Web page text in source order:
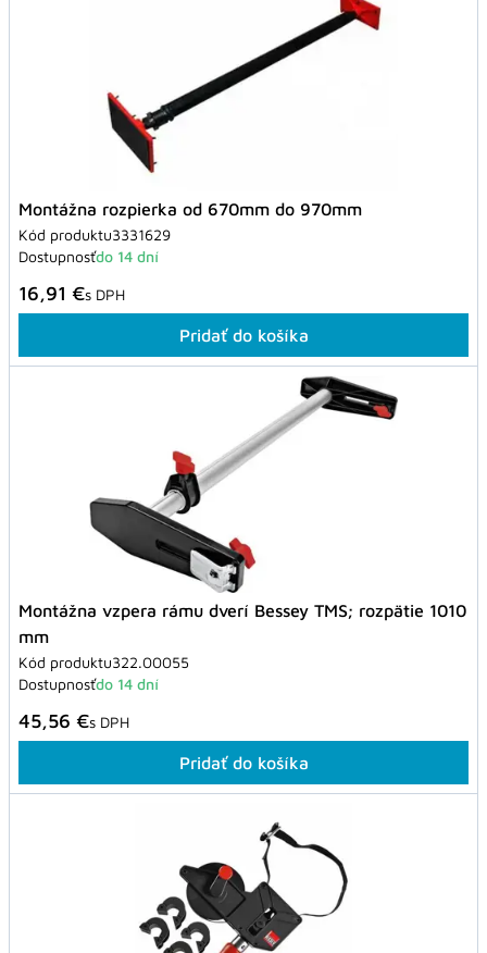
Montážna rozpierka od 670mm do 970mm
Kód produktu3331629
Dostupnosťdo 14 dní
16,91 €s DPH
Pridať do košíka
Montážna vzpera rámu dverí Bessey TMS; rozpätie 1010
mm
Kód produktu322.00055
Dostupnosťdo 14 dní
45,56 €s DPH
Pridať do košíka